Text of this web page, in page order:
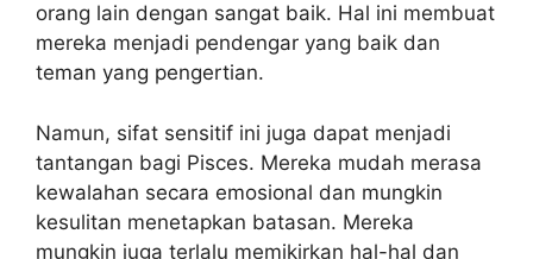
orang lain dengan sangat baik. Hal ini membuat
mereka menjadi pendengar yang baik dan
teman yang pengertian.
Namun, sifat sensitif ini juga dapat menjadi
tantangan bagi Pisces. Mereka mudah merasa
kewalahan secara emosional dan mungkin
kesulitan menetapkan batasan. Mereka
mungkin juga terlalu memikirkan hal-hal dan